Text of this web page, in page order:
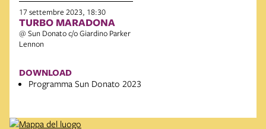
DOWNLOAD
Programma Sun Donato 2023
17 settembre 2023, 18:30
TURBO MARADONA
@ Sun Donato c/o Giardino Parker
Lennon